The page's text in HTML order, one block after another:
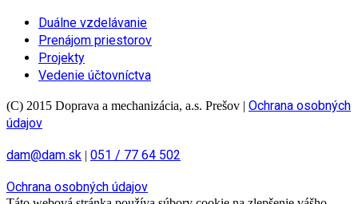
Duálne vzdelávanie
Prenájom priestorov
Projekty
Vedenie účtovníctva
(C) 2015 Doprava a mechanizácia, a.s. Prešov | Ochrana osobných
údajov
dam@dam.sk | 051 / 77 64 502
Ochrana osobných údajov